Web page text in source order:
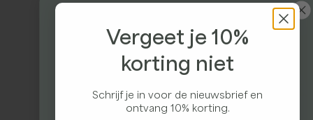
Ontvang 10% korting
Meld je aan voor onze nieuwsbrief en ontvang
10% korting op je eerste bestelling
Vergeet je 10%
korting niet
Schrijf je in voor de nieuwsbrief en
ontvang 10% korting.